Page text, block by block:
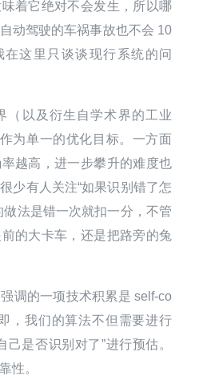
着它绝对不会发生，所以哪
动驾驶的车祸事故也不会 10
这里只谈谈现行系统的问
（以及衍生自学术界的工业
为单一的优化目标。一方面
越高，进一步攀升的难度也
少有人关注“如果识别错了怎
做法是错一次就扣一分，不管
的大卡车，还是把路旁的兔
调的一项技术积累是 self-co
，我们的算法不但需要进行
己是否识别对了”进行预估。
性。